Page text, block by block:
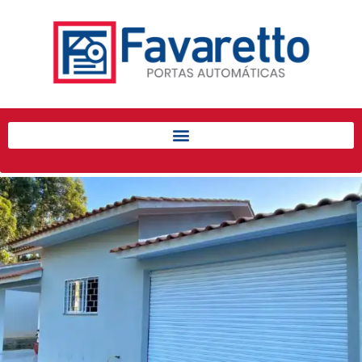
Início
Produtos
Porta de Enrolar Automática
Automatizadores
Acessórios Para Portas de
Enrolar
Pintura eletrostática
Portfólio
Contato